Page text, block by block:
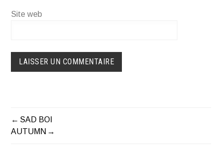
Site web
NAVIGATION
SAD BOI
AUTUMN